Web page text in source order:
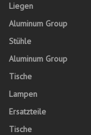
Liegen
Aluminum Group
Stühle
Aluminum Group
Tische
Lampen
Ersatzteile
Tische